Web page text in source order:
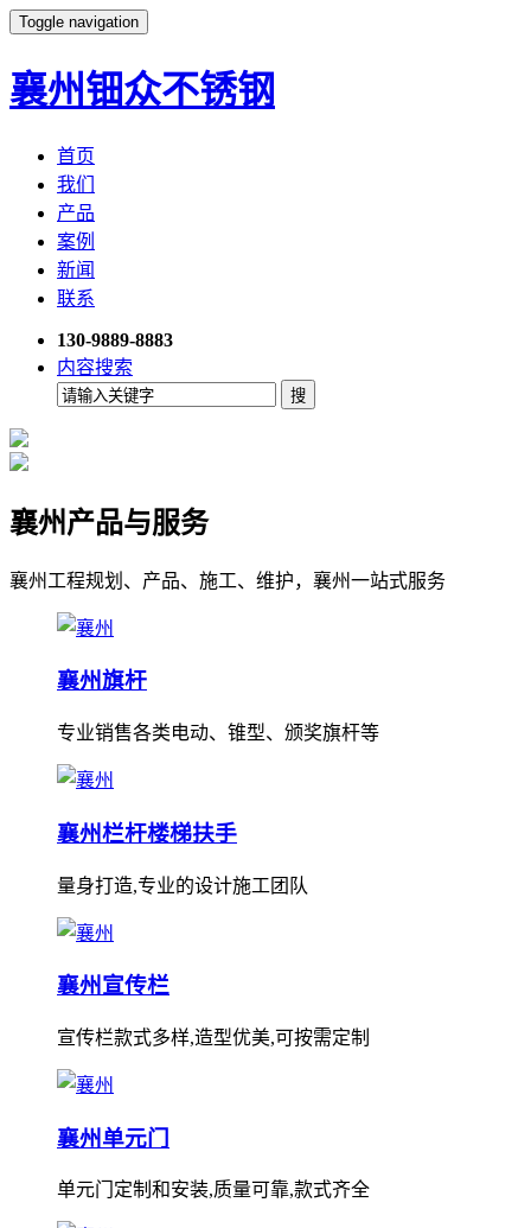
Toggle navigation
襄州钿众不锈钢
首页
我们
产品
案例
新闻
联系
130-9889-8883
内容搜索
襄州产品与服务
襄州工程规划、产品、施工、维护，襄州一站式服务
襄州旗杆
专业销售各类电动、锥型、颁奖旗杆等
襄州栏杆楼梯扶手
量身打造,专业的设计施工团队
襄州宣传栏
宣传栏款式多样,造型优美,可按需定制
襄州单元门
单元门定制和安装,质量可靠,款式齐全